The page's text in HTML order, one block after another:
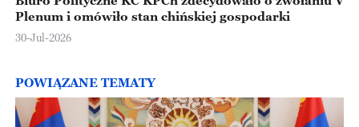
Plenum i omówiło stan chińskiej gospodarki
30-Jul-2026
POWIĄZANE TEMATY